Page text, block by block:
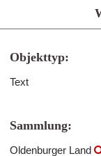
Objekttyp:
Text
Sammlung:
Oldenburger Land